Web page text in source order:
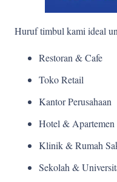
Huruf timbul kami ideal
Restoran & Cafe
Toko Retail
Kantor Perusahaan
Hotel & Apartemen
Klinik & Rumah
Sekolah &